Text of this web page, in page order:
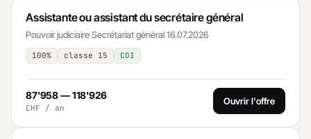
Assistante ou assistant du secrétaire général
Pouvoir judiciaire·Secrétariat général·16.07.2026
100% classe 15 CDI
87'958 — 118'926
CHF / an
Ouvrir l'offre